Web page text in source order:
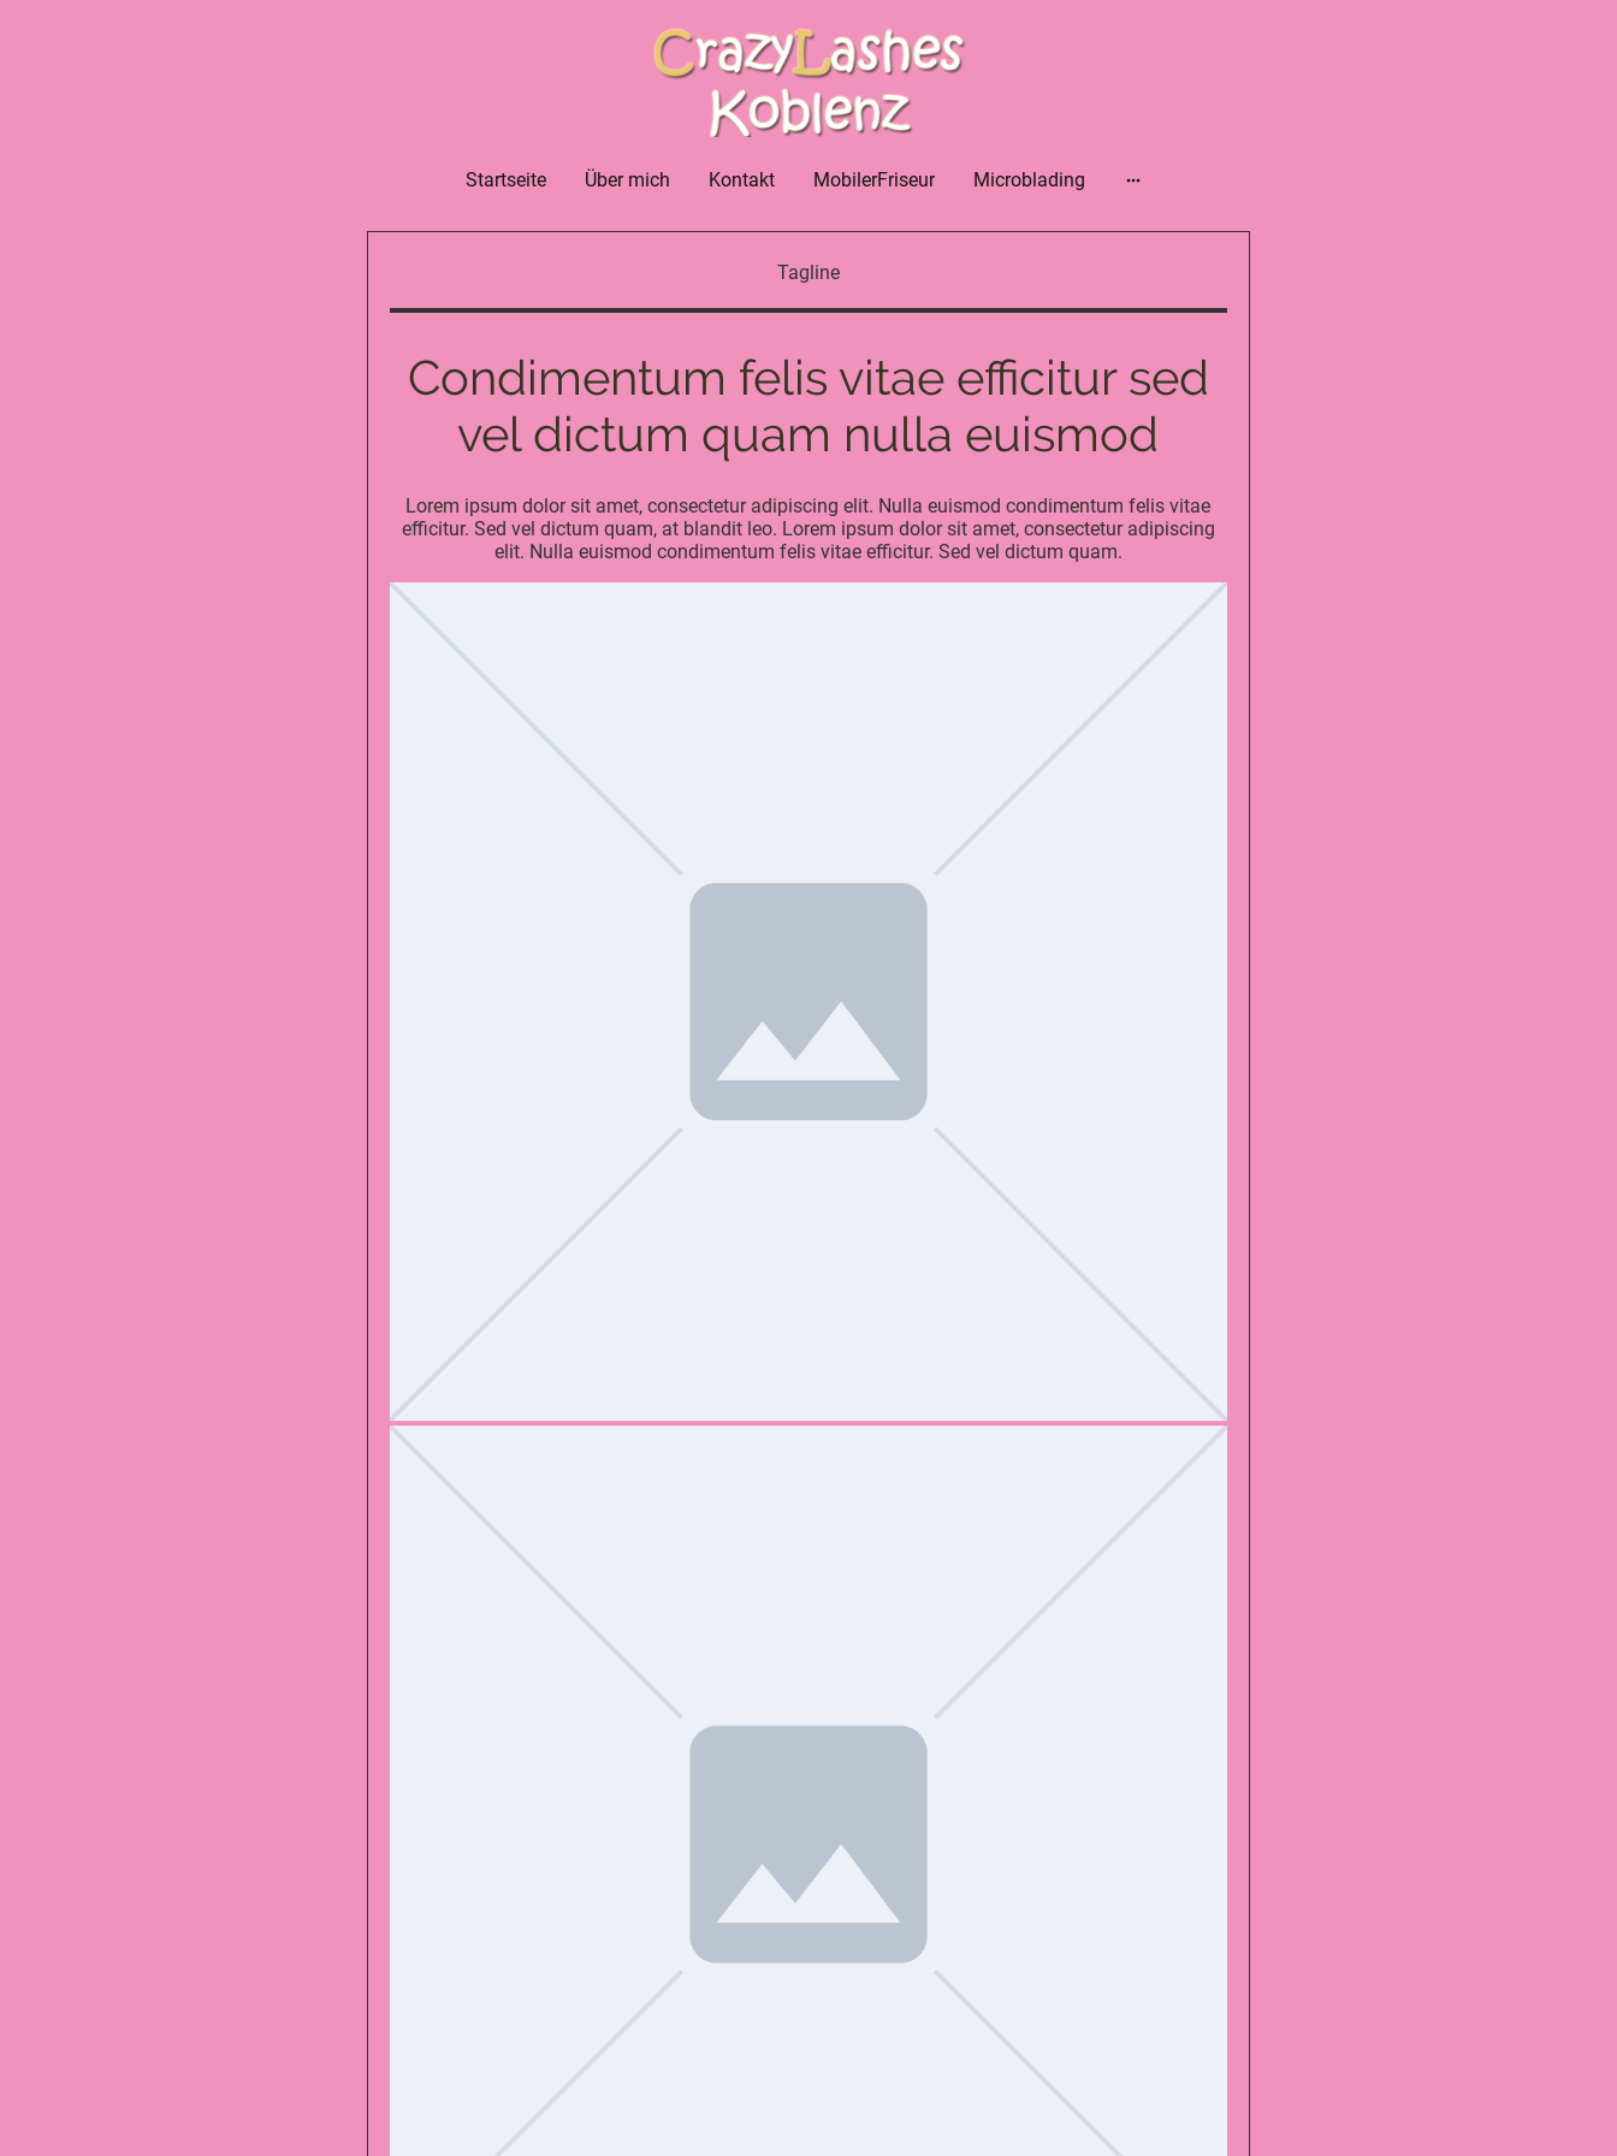
Startseite Über mich Kontakt MobilerFriseur Microblading
Tagline
Condimentum felis vitae efficitur sed
vel dictum quam nulla euismod
Lorem ipsum dolor sit amet, consectetur adipiscing elit. Nulla euismod condimentum felis vitae
efficitur. Sed vel dictum quam, at blandit leo. Lorem ipsum dolor sit amet, consectetur adipiscing
elit. Nulla euismod condimentum felis vitae efficitur. Sed vel dictum quam.